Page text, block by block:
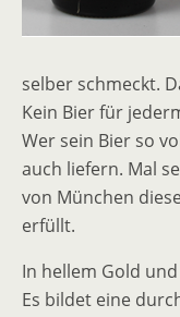
selber schmeckt.
Kein Bier für
Wer sein Bier so
auch liefern. Mal
von München
erfüllt.
In hellem Gold
Es bildet eine